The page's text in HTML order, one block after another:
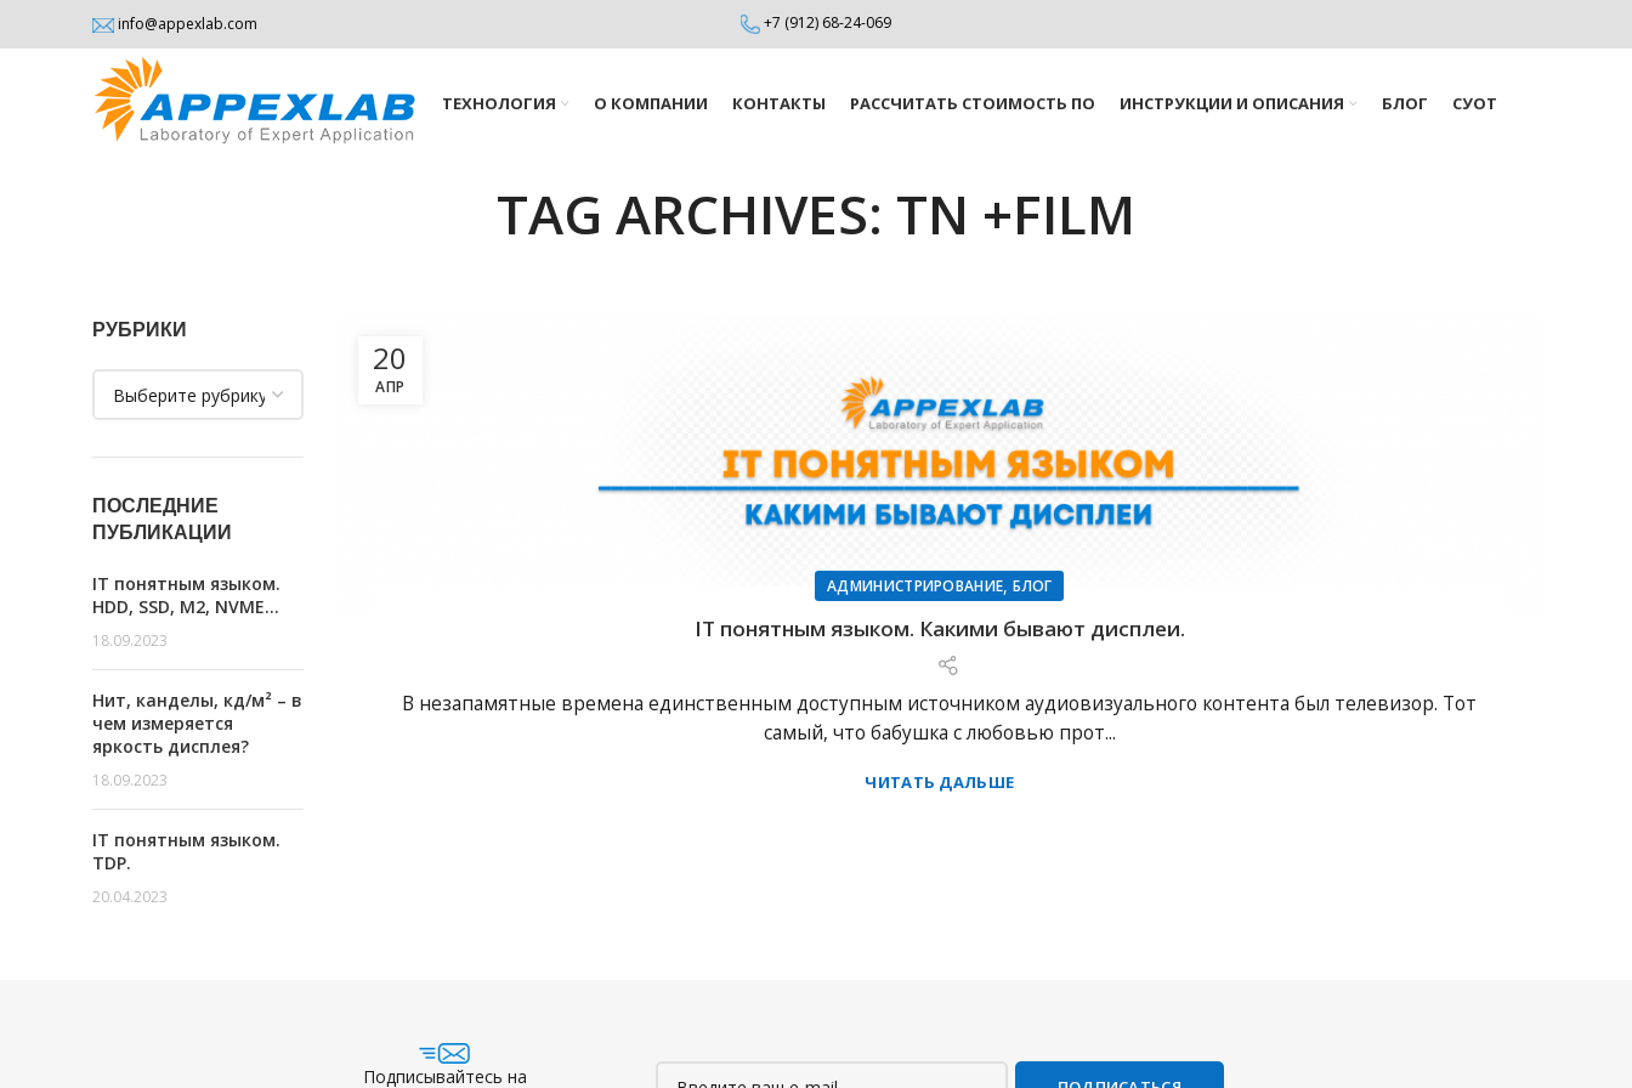
info@appexlab.com +7 (912) 68-24-069
ТЕХНОЛОГИЯ О КОМПАНИИ КОНТАКТЫ РАССЧИТАТЬ СТОИМОСТЬ ПО ИНСТРУКЦИИ И ОПИСАНИЯ БЛОГ СУОТ
TAG ARCHIVES: TN +FILM
20
АПР
АДМИНИСТРИРОВАНИЕ,БЛОГ
IT понятным языком. Какими бывают дисплеи.
В незапамятные времена единственным доступным источником аудиовизуального контента был телевизор. Тот
самый, что бабушка с любовью прот...
ЧИТАТЬ ДАЛЬШЕ
РУБРИКИ
Рубрики
ПОСЛЕДНИЕ
ПУБЛИКАЦИИ
IT понятным языком.
HDD, SSD, M2, NVME…
18.09.2023
Нит, канделы, кд/м² – в
чем измеряется
яркость дисплея?
18.09.2023
IT понятным языком.
TDP.
20.04.2023
Подписывайтесь на